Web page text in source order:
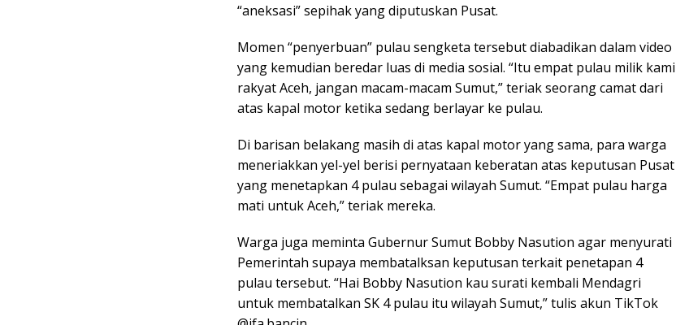
“aneksasi” sepihak yang diputuskan Pusat.
Momen “penyerbuan” pulau sengketa tersebut diabadikan dalam video
yang kemudian beredar luas di media sosial. “Itu empat pulau milik kami
rakyat Aceh, jangan macam-macam Sumut,” teriak seorang camat dari
atas kapal motor ketika sedang berlayar ke pulau.
Di barisan belakang masih di atas kapal motor yang sama, para warga
meneriakkan yel-yel berisi pernyataan keberatan atas keputusan Pusat
yang menetapkan 4 pulau sebagai wilayah Sumut. “Empat pulau harga
mati untuk Aceh,” teriak mereka.
Warga juga meminta Gubernur Sumut Bobby Nasution agar menyurati
Pemerintah supaya membatalksan keputusan terkait penetapan 4
pulau tersebut. “Hai Bobby Nasution kau surati kembali Mendagri
untuk membatalkan SK 4 pulau itu wilayah Sumut,” tulis akun TikTok